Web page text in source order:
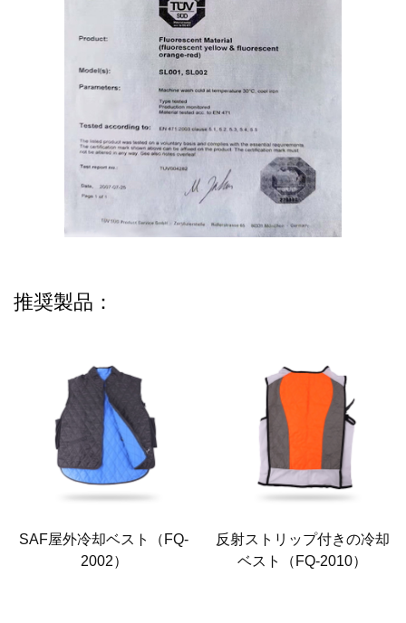
推奨製品：
SAF屋外冷却ベスト（FQ-
2002）
反射ストリップ付きの冷却
ベスト（FQ-2010）